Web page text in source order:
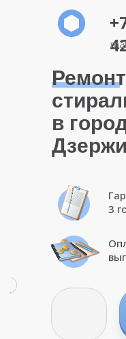
Ремонт
в
3